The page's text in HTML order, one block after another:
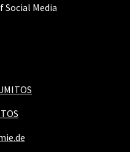
Social Media